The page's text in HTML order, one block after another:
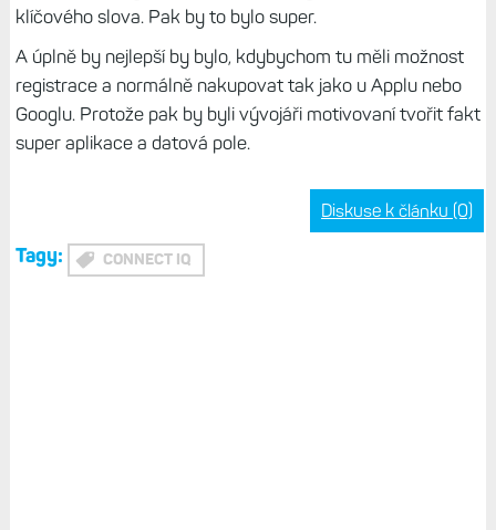
klíčového slova. Pak by to bylo super.
A úplně by nejlepší by bylo, kdybychom tu měli možnost
registrace a normálně nakupovat tak jako u Applu nebo
Googlu. Protože pak by byli vývojáři motivovaní tvořit fakt
super aplikace a datová pole.
Diskuse k článku (0)
Tagy: CONNECT IQ